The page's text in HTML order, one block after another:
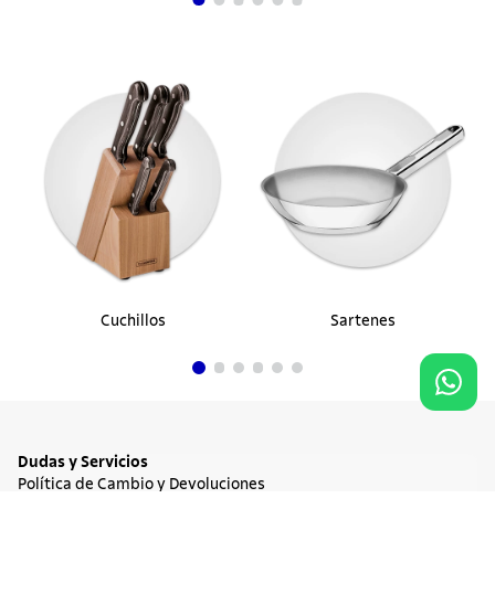
Cuchillos Sartenes
Dudas y Servicios
Política de Cambio y Devoluciones